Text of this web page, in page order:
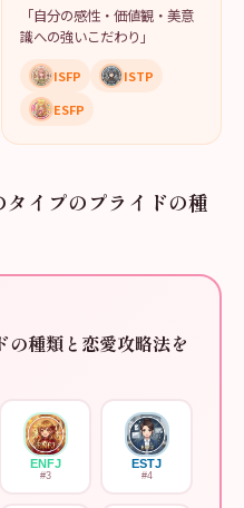
「自分の感性・価値観・美意
識への強いこだわり」
ISFP
ISTP
ESFP
タイプのプライドの種
の種類と恋愛攻略法を
ENFJ
#3
ESTJ
#4